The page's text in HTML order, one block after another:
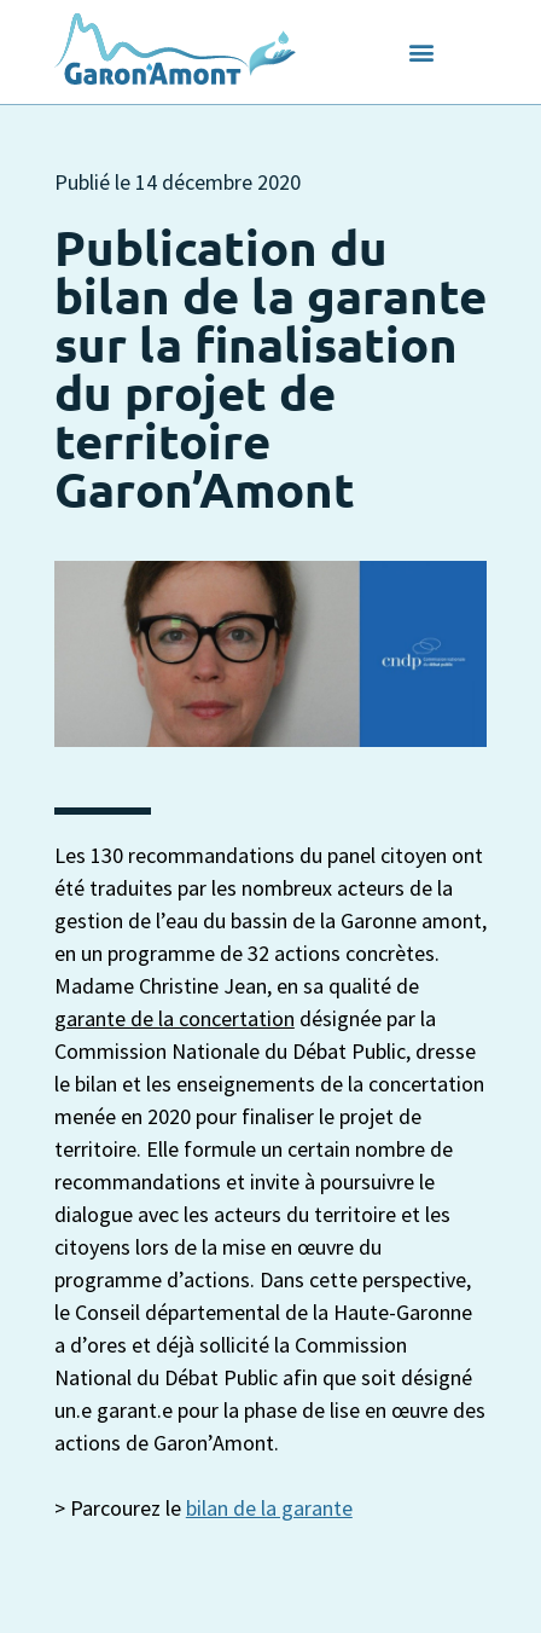
Publié le 14 décembre 2020
Publication du
bilan de la garante
sur la finalisation
du projet de
territoire
Garon’Amont
Les 130 recommandations du panel citoyen ont
été traduites par les nombreux acteurs de la
gestion de l’eau du bassin de la Garonne amont,
en un programme de 32 actions concrètes.
Madame Christine Jean, en sa qualité de
garante de la concertation désignée par la
Commission Nationale du Débat Public, dresse
le bilan et les enseignements de la concertation
menée en 2020 pour finaliser le projet de
territoire. Elle formule un certain nombre de
recommandations et invite à poursuivre le
dialogue avec les acteurs du territoire et les
citoyens lors de la mise en œuvre du
programme d’actions. Dans cette perspective,
le Conseil départemental de la Haute-Garonne
a d’ores et déjà sollicité la Commission
National du Débat Public afin que soit désigné
un.e garant.e pour la phase de lise en œuvre des
actions de Garon’Amont.
> Parcourez le bilan de la garante